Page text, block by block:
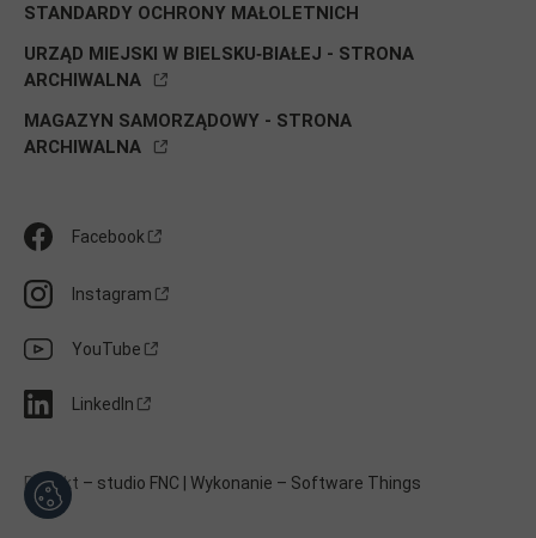
STANDARDY OCHRONY MAŁOLETNICH
URZĄD MIEJSKI W BIELSKU‑BIAŁEJ - STRONA
ARCHIWALNA
MAGAZYN SAMORZĄDOWY - STRONA
ARCHIWALNA
Media
społecznościowe
Facebook
Instagram
YouTube
LinkedIn
Projekt – studio FNC | Wykonanie – Software Things